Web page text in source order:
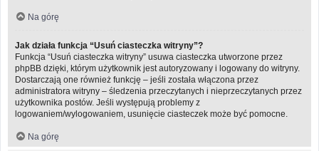
Na górę
Jak działa funkcja “Usuń ciasteczka witryny”?
Funkcja “Usuń ciasteczka witryny” usuwa ciasteczka utworzone przez
phpBB dzięki, którym użytkownik jest autoryzowany i logowany do witryny.
Dostarczają one również funkcję – jeśli została włączona przez
administratora witryny – śledzenia przeczytanych i nieprzeczytanych przez
użytkownika postów. Jeśli występują problemy z
logowaniem/wylogowaniem, usunięcie ciasteczek może być pomocne.
Na górę